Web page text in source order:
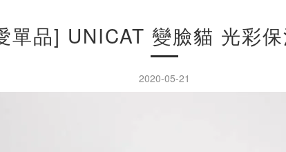
單品] UNICAT 變臉貓 光彩
2020-05-21